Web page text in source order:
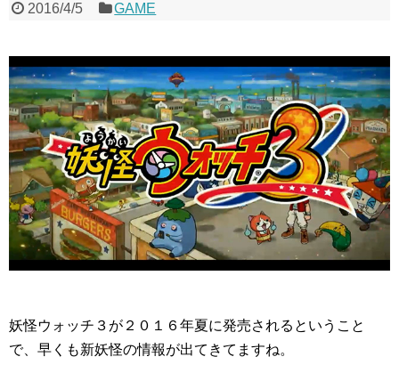
2016/4/5 GAME
妖怪ウォッチ３が２０１６年夏に発売されるということ
で、早くも新妖怪の情報が出てきてますね。